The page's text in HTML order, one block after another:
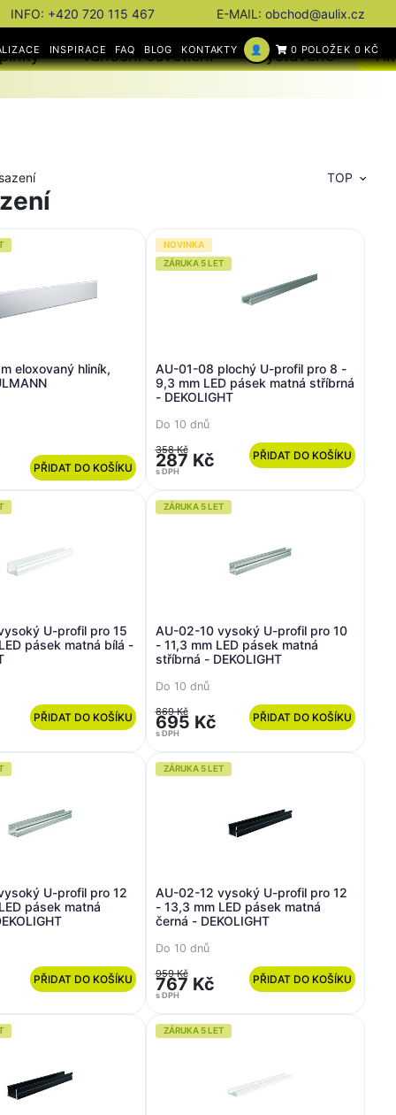
INFO: +420 720 115 467 E-MAIL: obchod@aulix.cz
INSPIRACE FAQ BLOG KONTAKTY 👤 0 POLOŽEK 0 KČ
Vánoční osvětlení Vystaveno
TOP
eloxovaný hliník,
PŘIDAT DO KOŠÍKU
NOVINKA
ZÁRUKA 5 LET
AU-01-08 plochý U-profil pro 8 -
9,3 mm LED pásek matná stříbrná
- DEKOLIGHT
Do 10 dnů
358 Kč
287 Kč
s DPH
PŘIDAT DO KOŠÍKU
U-profil pro 15
pásek matná bílá -
PŘIDAT DO KOŠÍKU
ZÁRUKA 5 LET
AU-02-10 vysoký U-profil pro 10
- 11,3 mm LED pásek matná
stříbrná - DEKOLIGHT
Do 10 dnů
869 Kč
695 Kč
s DPH
PŘIDAT DO KOŠÍKU
U-profil pro 12
pásek matná
PŘIDAT DO KOŠÍKU
ZÁRUKA 5 LET
AU-02-12 vysoký U-profil pro 12
- 13,3 mm LED pásek matná
černá - DEKOLIGHT
Do 10 dnů
959 Kč
767 Kč
s DPH
PŘIDAT DO KOŠÍKU
ZÁRUKA 5 LET